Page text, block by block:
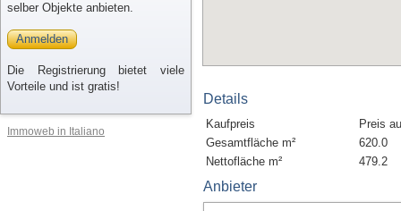
selber Objekte anbieten.
Anmelden
Die Registrierung bietet viele
Vorteile und ist gratis!
Immoweb in Italiano
Details
Kaufpreis
Preis
Gesamtfläche m²
620.0
Nettofläche m²
479.2
Anbieter